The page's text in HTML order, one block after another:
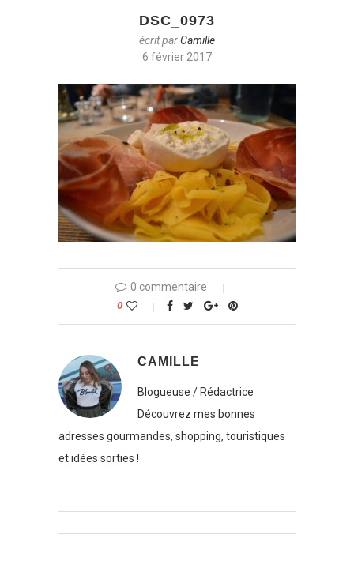
DSC_0973
écrit parCamille
6 février 2017
0 commentaire
0
CAMILLE
Blogueuse / Rédactrice
Découvrez mes bonnes
adresses gourmandes, shopping, touristiques
et idées sorties !